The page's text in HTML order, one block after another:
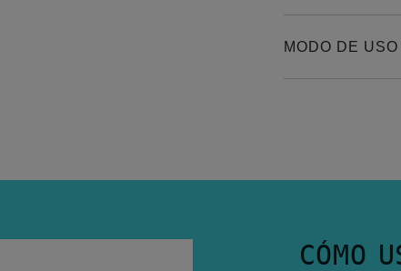
MODO DE USO
CÓMO